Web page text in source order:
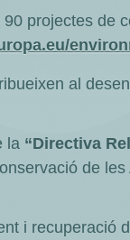
projectes de
al
la “Directiva
de
i recuperació